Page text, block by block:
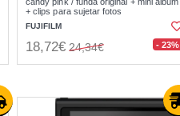
+ clips para sujetar fotos
FUJIFILM
18,72€ 24,34€ - 23%